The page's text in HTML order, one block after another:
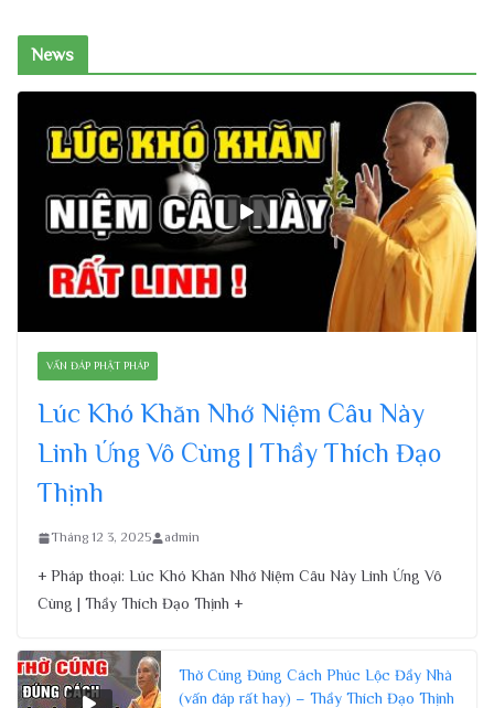
News
VẤN ĐÁP PHẬT PHÁP
Lúc Khó Khăn Nhớ Niệm Câu Này
Linh Ứng Vô Cùng | Thầy Thích Đạo
Thịnh
Tháng 12 3, 2025 admin
+ Pháp thoại: Lúc Khó Khăn Nhớ Niệm Câu Này Linh Ứng Vô
Cùng | Thầy Thích Đạo Thịnh +
Thờ Cúng Đúng Cách Phúc Lộc Đầy Nhà
(vấn đáp rất hay) – Thầy Thích Đạo Thịnh